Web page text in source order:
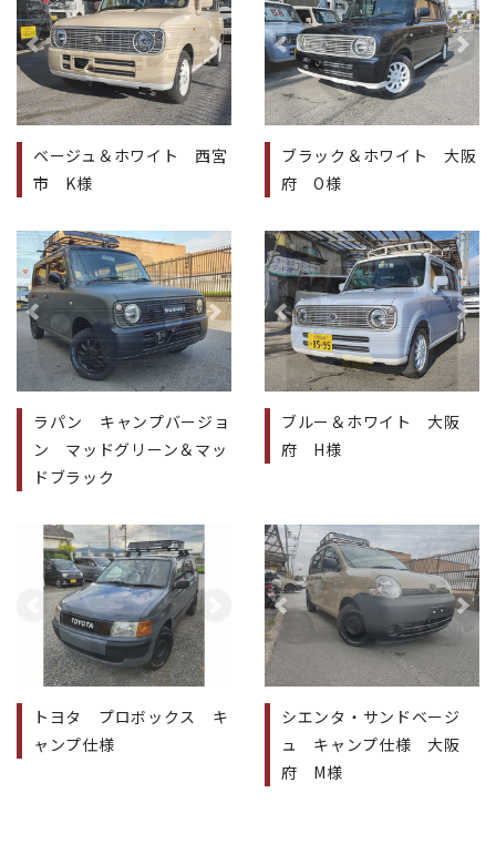
前へ 次へ
ベージュ＆ホワイト 西宮
市 K様
前へ 次へ
ブラック＆ホワイト 大阪
府 O様
前へ 次へ
ラパン キャンプバージョ
ン マッドグリーン＆マッ
ドブラック
前へ 次へ
ブルー＆ホワイト 大阪
府 H様
前へ
トヨタ プロボックス キ
ャンプ仕様
前へ 次へ
シエンタ・サンドベージ
ュ キャンプ仕様 大阪
府 M様